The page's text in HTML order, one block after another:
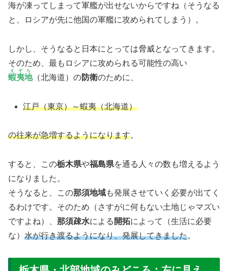
海が凍ってしまって軍艦が出せないからですね（そうなる
と、ロシアが先に他国の軍艦に攻められてしまう）。
しかし、そうなると日本にとっては脅威となってきます。
そのため、最もロシアに攻められる可能性の高い
蝦夷地
えぞち
（北海道）の防衛のために、
江戸（東京）～蝦夷（北海道）
の往来が急増するようになります。
すると、この栃木県や福島県を通る人々の数も増えるよう
になりました。
そうなると、この那須地域も発展させていく必要が出てく
るわけです。そのため（さすがに何もない土地じゃマズい
ですよね）、 那須疎水による 開拓によって（生活に必要
な） 水が行き渡るようになり、発展してきました。